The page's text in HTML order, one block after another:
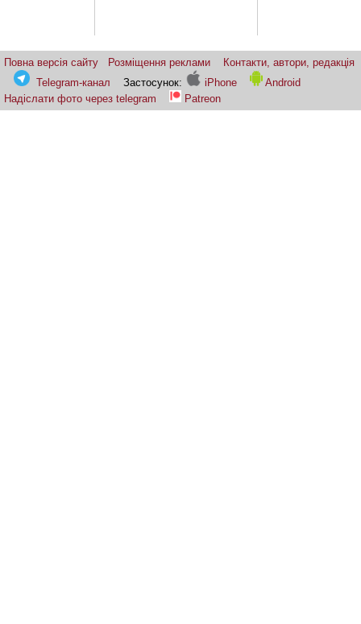
Повна версія сайту Розміщення реклами
Контакти, автори, редакція
Telegram-канал
Застосунок: iPhone
Android
Надіслати фото через telegram
Patreon